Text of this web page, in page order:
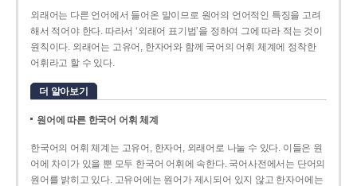
외래어는 다른 언어에서 들어온 말이므로 원어의 언어적인 특징을 고려
해서 적어야 한다. 따라서 ‘외래어 표기법’을 정하여 그에 따라 적는 것이
원칙이다. 외래어는 고유어, 한자어와 함께 국어의 어휘 체계에 정착한
어휘라고 할 수 있다.
더 알아보기
원어에 따른 한국어 어휘 체계
한국어의 어휘 체계는 고유어, 한자어, 외래어로 나눌 수 있다. 이들은 원
어에 차이가 있을 뿐 모두 한국어 어휘에 속한다. 국어사전에서는 단어의
원어를 밝히고 있다. 고유어에는 원어가 제시되어 있지 않고 한자어에는